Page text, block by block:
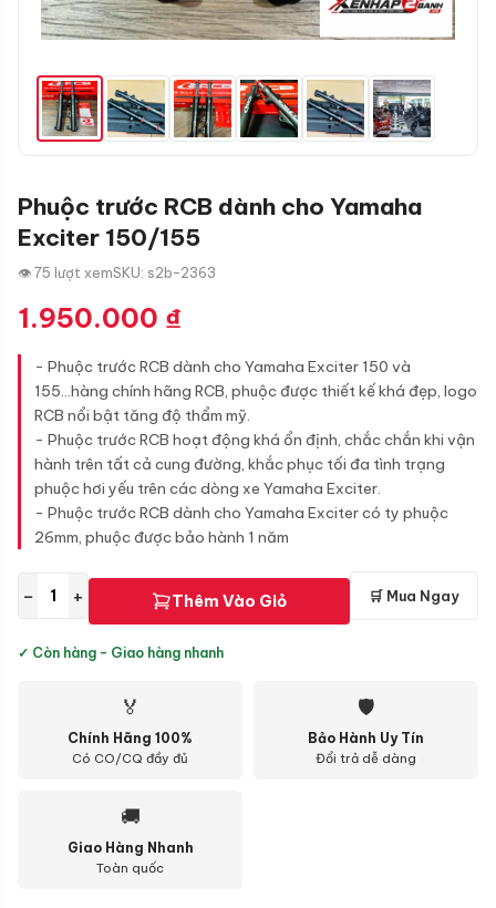
Phuộc trước RCB dành cho Yamaha
Exciter 150/155
👁 75 lượt xemSKU: s2b-2363
1.950.000 ₫
- Phuộc trước RCB dành cho Yamaha Exciter 150 và
155...hàng chính hãng RCB, phuộc được thiết kế khá đẹp, logo
RCB nổi bật tăng độ thẩm mỹ.
- Phuộc trước RCB hoạt động khá ổn định, chắc chắn khi vận
hành trên tất cả cung đường, khắc phục tối đa tình trạng
phuộc hơi yếu trên các dòng xe Yamaha Exciter.
- Phuộc trước RCB dành cho Yamaha Exciter có ty phuộc
26mm, phuộc được bảo hành 1 năm
− + Thêm Vào Giỏ 🛒 Mua Ngay
✓ Còn hàng - Giao hàng nhanh
🏅
Chính Hãng 100%
Có CO/CQ đầy đủ
🛡
Bảo Hành Uy Tín
Đổi trả dễ dàng
🚚
Giao Hàng Nhanh
Toàn quốc